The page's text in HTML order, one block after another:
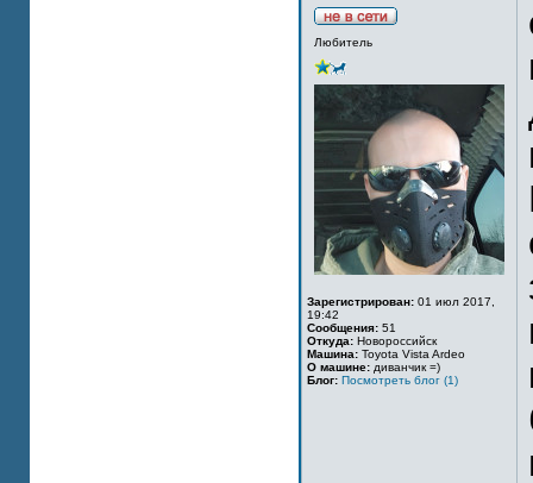
Любитель
Зарегистрирован: 01 июл 2017,
19:42
Сообщения: 51
Откуда: Новороссийск
Машина: Toyota Vista Ardeo
О машине: диванчик =)
Блог: Посмотреть блог (1)